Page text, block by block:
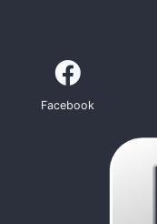
Facebook